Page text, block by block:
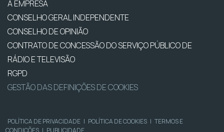
A EMPRESA
CONSELHO GERAL INDEPENDENTE
CONSELHO DE OPINIÃO
CONTRATO DE CONCESSÃO DO SERVIÇO PÚBLICO DE
RÁDIO E TELEVISÃO
RGPD
GESTÃO DAS DEFINIÇÕES DE COOKIES
POLÍTICA DE PRIVACIDADE | POLÍTICA DE COOKIES | TERMOS E
CONDIÇÕES | PUBLICIDADE